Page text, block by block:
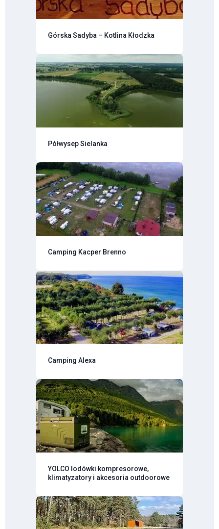
Górska Sadyba – Kotlina Kłodzka
Półwysep Sielanka
Camping Kacper Brenno
Camping Alexa
YOLCO lodówki kompresorowe,
klimatyzatory i akcesoria outdoorowe